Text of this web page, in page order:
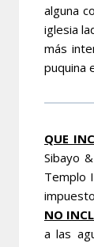
alguna
iglesia
más
puquina
QUE
Sibayo
Templo
NO
a las